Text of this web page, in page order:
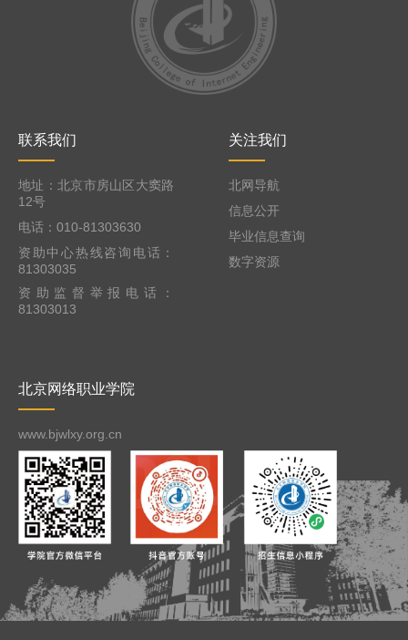
联系我们
地址：北京市房山区大窦路
12号
电话：010-81303630
资助中心热线咨询电话：
81303035
资助监督举报电话：
81303013
关注我们
北网导航
信息公开
毕业信息查询
数字资源
北京网络职业学院
www.bjwlxy.org.cn